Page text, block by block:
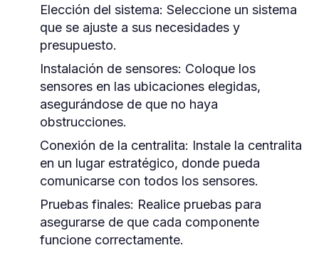
Elección del sistema: Seleccione un sistema
que se ajuste a sus necesidades y
presupuesto.
Instalación de sensores: Coloque los
sensores en las ubicaciones elegidas,
asegurándose de que no haya
obstrucciones.
Conexión de la centralita: Instale la centralita
en un lugar estratégico, donde pueda
comunicarse con todos los sensores.
Pruebas finales: Realice pruebas para
asegurarse de que cada componente
funcione correctamente.